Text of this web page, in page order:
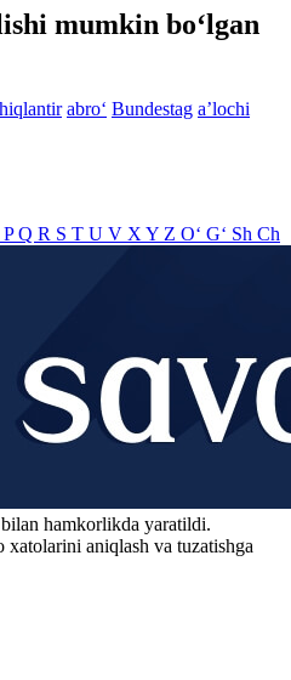
mumkin bo‘lgan
abro‘ Bundestag aʼlochi
PQ R S T U V X Y Z O‘ G‘ Sh Ch
hamkorlikda yaratildi.
aniqlash va tuzatishga